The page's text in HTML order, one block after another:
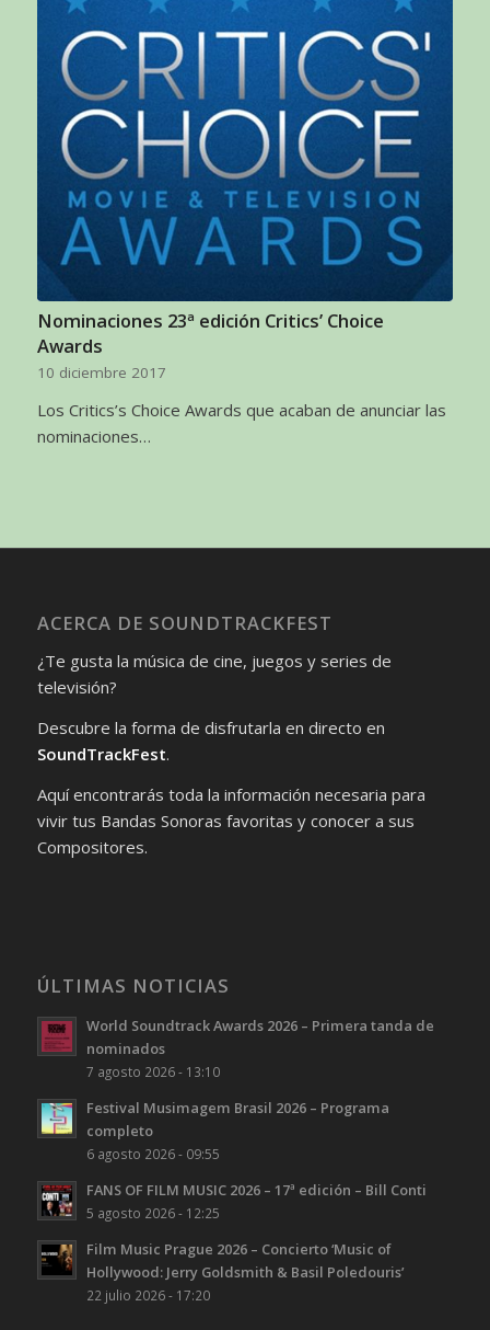
Nominaciones 23ª edición Critics’ Choice
Awards
10 diciembre 2017
Los Critics’s Choice Awards que acaban de anunciar las
nominaciones…
ACERCA DE SOUNDTRACKFEST
¿Te gusta la música de cine, juegos y series de
televisión?
Descubre la forma de disfrutarla en directo en
SoundTrackFest.
Aquí encontrarás toda la información necesaria para
vivir tus Bandas Sonoras favoritas y conocer a sus
Compositores.
ÚLTIMAS NOTICIAS
World Soundtrack Awards 2026 – Primera tanda de
nominados
7 agosto 2026 - 13:10
Festival Musimagem Brasil 2026 – Programa
completo
6 agosto 2026 - 09:55
FANS OF FILM MUSIC 2026 – 17ª edición – Bill Conti
5 agosto 2026 - 12:25
Film Music Prague 2026 – Concierto ‘Music of
Hollywood: Jerry Goldsmith & Basil Poledouris’
22 julio 2026 - 17:20